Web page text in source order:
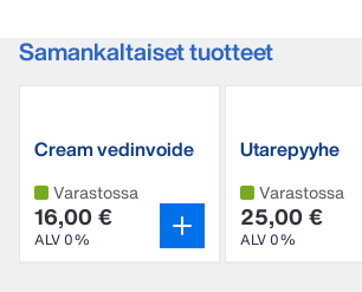
Samankaltaiset tuotteet
Cream vedinvoide
Varastossa
16,00 €
ALV 0%
Utarepyyhe
Varastossa
25,00 €
ALV 0%